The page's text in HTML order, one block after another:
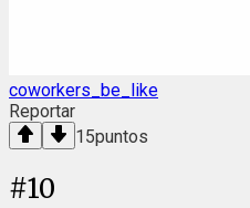
coworkers_be_like
Reportar
15puntos
#10